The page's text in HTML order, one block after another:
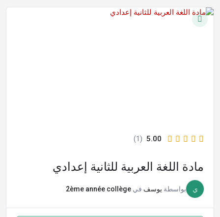
5.00
(1)
مادة اللغة العربية للثانية إعدادي
ي بواسطة يوسف في 2ème année collège